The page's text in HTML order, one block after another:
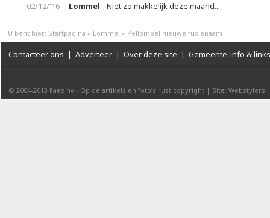
02/12/'16
Lommel - Niet zo makkelijk deze maand...
U bent hier: Startpagina » Lommel » Pellompel nieuwe fusienaam
Contacteer ons | Adverteer | Over deze site | Gemeente-info & links
© 2004-2013 Faes nv - Op de artikels en foto’s rust copyright | Site: Webstylers